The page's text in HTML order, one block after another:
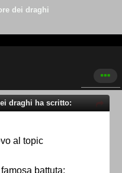
dei draghi
draghi ha scritto:
al topic
battuta: